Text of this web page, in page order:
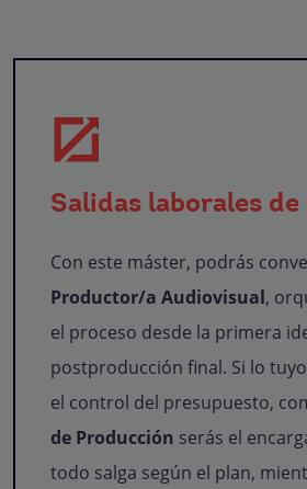
Salidas laborales
Con este máster, podrás
Productor/a Audiovisual,
el proceso desde la primera
postproducción final. Si lo
el control del presupuesto,
de Producción serás el
todo salga según el plan,